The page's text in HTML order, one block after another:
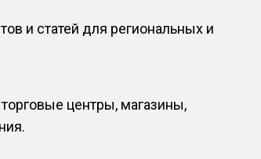
и статей для региональных и
центры, магазины,